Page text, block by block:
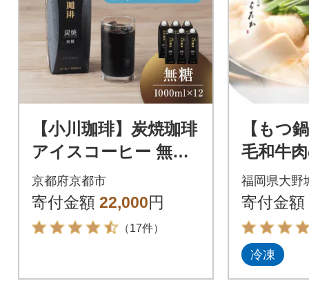
【小川珈琲】炭焼珈琲
アイスコーヒー 無糖
1000ml 12本 |京都 珈
琲ブランド 有名店 人
気
京都府京都市
寄付金額 22,000円
（17件）
【もつ
毛和牛
(2～3人
福岡県大野
寄付金額
冷凍